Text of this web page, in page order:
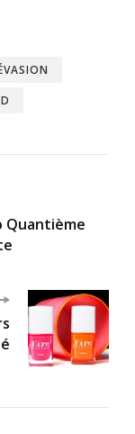
Quantième